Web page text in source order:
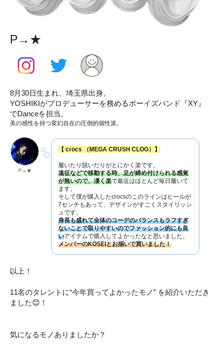
P→★
8月30日生まれ、埼玉県出身。
YOSHIKIがプロデューサーを務めるボーイズバンド『XY』
でDanceを担当。
美の感性を持つ変幻自在の圧倒的個性派。
P→★
【 crocs （MEGA CRUSH CLOG）】
履いたり脱いだりがとにかく楽です。
遠征などで移動する時、足が締め付けられる感覚
が無いので、凄く楽で最近はほとんど毎日履いて
ます。
そして僕が購入したcrocsのこのラインはヒールが
7センチもあって、デザインがすごくスタイリッシ
ュです。
身長も盛れて全体のコーデのバランスもラフすぎ
ないことで取りやすいのでファッション的にも良
いアイテムで購入してよかったなと思いました。
メンバーのKOSEIとお揃いで買いました！
以上！
11名のタレントに“今年買ってよかったモノ” を紹介いただき
ました😊！
気になるモノありましたか？